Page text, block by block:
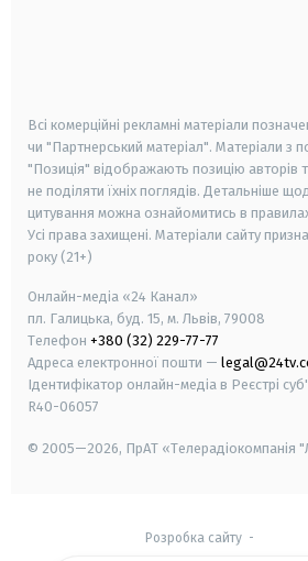
Всі комерційні рекламні матеріали
чи "Партнерський матеріал". Матеріали з
"Позиція" відображають позицію авторів
не поділяти їхніх поглядів. Детальніше
цитування можна ознайомитись в
Усі права захищені. Матеріали сайту
року (21+)
Онлайн-медіа «24 Канал»
пл. Галицька, буд. 15, м. Львів, 79008
Телефон +380 (32) 229-77-77
Адреса електронної пошти —
Ідентифікатор онлайн-медіа в Реєстрі
R40-06057
© 2005—2026, ПрАТ «Телерадіокомпанія
Розробка сайту-